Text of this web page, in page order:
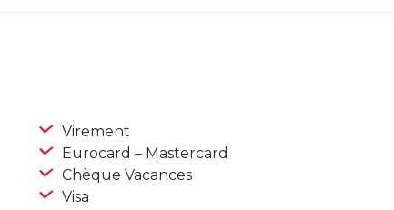
Virement
Eurocard – Mastercard
Chèque Vacances
Visa